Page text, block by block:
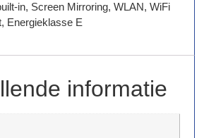
in, Screen Mirroring, WLAN, WiFi
Energieklasse E
informatie